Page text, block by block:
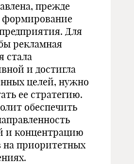
прежде
формирование
Для
рекламная
стала
и достигла
целей, нужно
ее стратегию.
обеспечить
и концентрацию
на приоритетных